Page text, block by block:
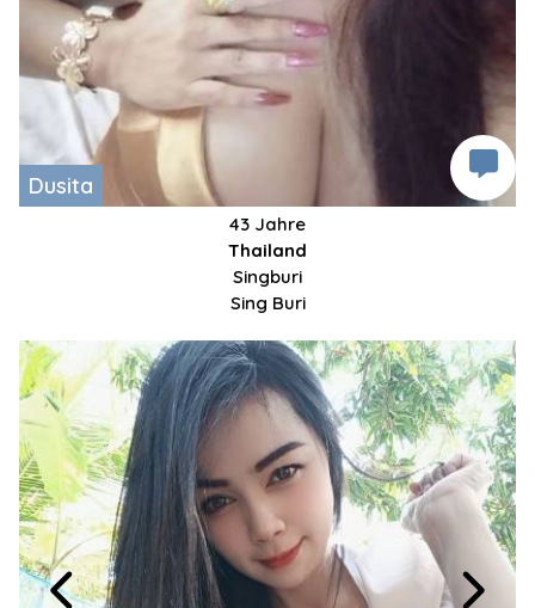
Dusita
43 Jahre
Thailand
Singburi
Sing Buri